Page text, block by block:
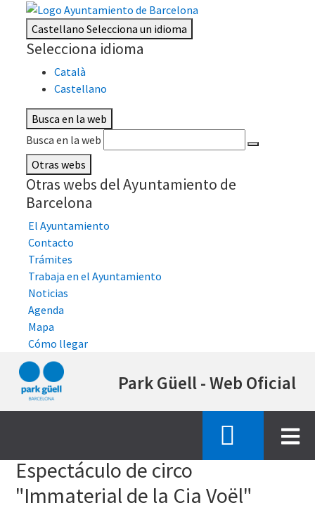
CastellanoSelecciona un idioma
Selecciona idioma
Català
Castellano
Busca en la web
Busca en la web
Otras webs
Otras webs del Ayuntamiento de
Barcelona
El Ayuntamiento
Contacto
Trámites
Trabaja en el Ayuntamiento
Noticias
Agenda
Mapa
Cómo llegar
al
principal
Park Güell - Web Oficial
Espectáculo de circo
"Immaterial de la Cia Voël"